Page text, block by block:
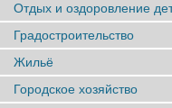
Отдых и оздоровление
Градостроительство
Жильё
Городское хозяйство